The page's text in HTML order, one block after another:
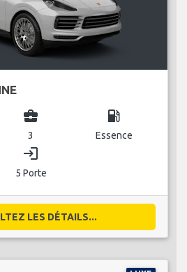
business_center
3
local_gas_station
Essence
login
5 Porte
LES DÉTAILS...